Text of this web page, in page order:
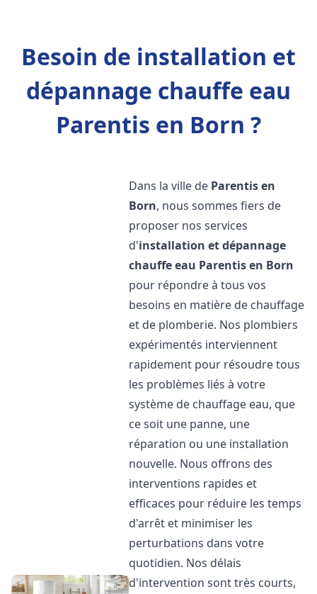
Besoin de installation et
dépannage chauffe eau
Parentis en Born ?
Dans la ville de Parentis en
Born, nous sommes fiers de
proposer nos services
d'installation et dépannage
chauffe eau Parentis en Born
pour répondre à tous vos
besoins en matière de chauffage
et de plomberie. Nos plombiers
expérimentés interviennent
rapidement pour résoudre tous
les problèmes liés à votre
système de chauffage eau, que
ce soit une panne, une
réparation ou une installation
nouvelle. Nous offrons des
interventions rapides et
efficaces pour réduire les temps
d'arrêt et minimiser les
perturbations dans votre
quotidien. Nos délais
d'intervention sont très courts,